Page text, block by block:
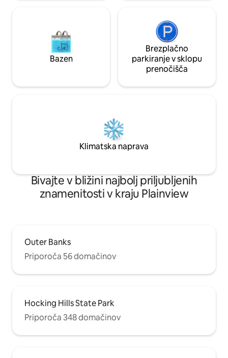
Bazen
Brezplačno
parkiranje v sklopu
prenočišča
Klimatska naprava
Bivajte v bližini najbolj priljubljenih
znamenitosti v kraju Plainview
Outer Banks
Priporoča 56 domačinov
Hocking Hills State Park
Priporoča 348 domačinov